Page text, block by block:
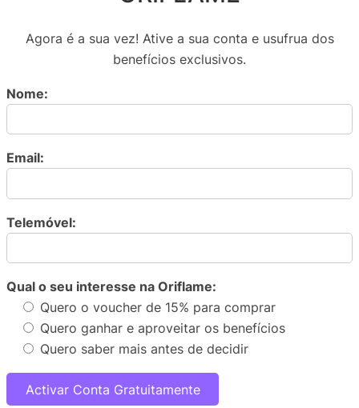
Agora é a sua vez! Ative a sua conta e usufrua dos
benefícios exclusivos.
Nome:
Email:
Telemóvel:
Qual o seu interesse na Oriflame:
Quero o voucher de 15% para comprar
Quero ganhar e aproveitar os benefícios
Quero saber mais antes de decidir